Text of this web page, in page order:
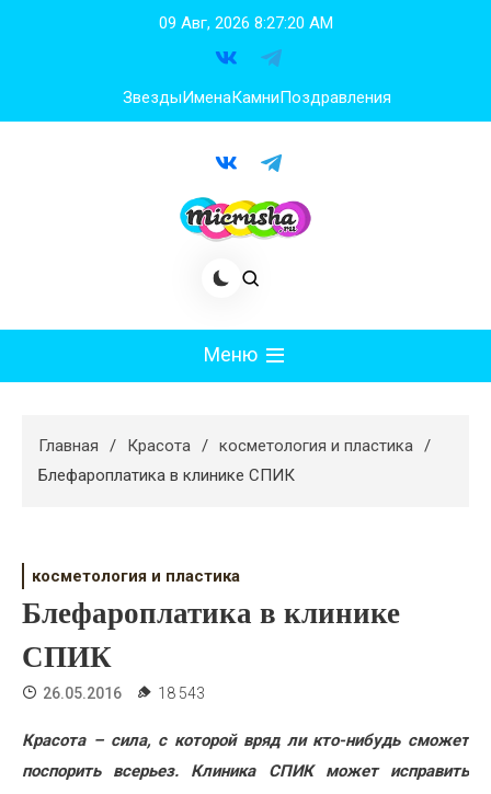
09 Авг, 2026 8:27:20 AM
ЗвездыИменаКамниПоздравления
Меню
Худеем
Жизнь
Хобби
Красота
Главная Красота
косметология и пластика
Блефароплатика в клинике СПИК
косметология и пластика
Блефароплатика в клинике
СПИК
26.05.2016 18 543
Красота – сила, с которой вряд ли кто-нибудь сможет
поспорить всерьез. Клиника СПИК может исправить